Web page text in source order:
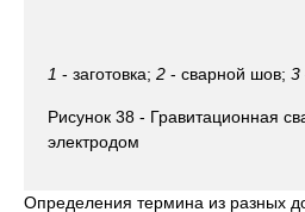
1 - заготовка; 2 - сварной шов; 3
Рисунок 38 - Гравитационная
электродом
Определения термина из разных